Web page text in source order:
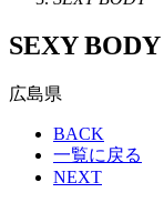
SEXY BODY
広島県
BACK
一覧に戻る
NEXT